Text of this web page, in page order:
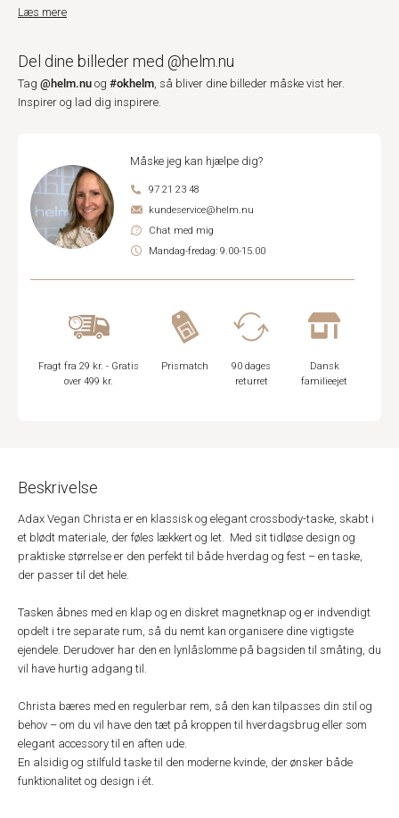
Læs mere
Del dine billeder med @helm.nu
Tag @helm.nu og #okhelm, så bliver dine billeder måske vist her.
Inspirer og lad dig inspirere.
Måske jeg kan hjælpe dig?
97 21 23 48
kundeservice@helm.nu
Chat med mig
Mandag-fredag: 9.00-15.00
Fragt fra 29 kr. - Gratis
over 499 kr.
Prismatch
90 dages
returret
Dansk
familieejet
Beskrivelse
Adax Vegan Christa er en klassisk og elegant crossbody-taske, skabt i
et blødt materiale, der føles lækkert og let. Med sit tidløse design og
praktiske størrelse er den perfekt til både hverdag og fest – en taske,
der passer til det hele.
Tasken åbnes med en klap og en diskret magnetknap og er indvendigt
opdelt i tre separate rum, så du nemt kan organisere dine vigtigste
ejendele. Derudover har den en lynlåslomme på bagsiden til småting, du
vil have hurtig adgang til.
Christa bæres med en regulerbar rem, så den kan tilpasses din stil og
behov – om du vil have den tæt på kroppen til hverdagsbrug eller som
elegant accessory til en aften ude.
En alsidig og stilfuld taske til den moderne kvinde, der ønsker både
funktionalitet og design i ét.